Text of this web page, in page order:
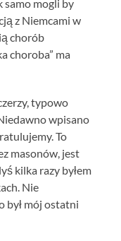
samo mogli by
z Niemcami w
chorób
choroba” ma
typowo
wpisano
To
masonów, jest
kilka razy byłem
Nie
był mój ostatni